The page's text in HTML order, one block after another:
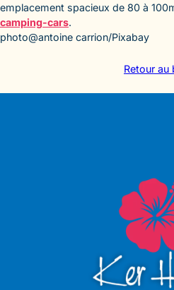
emplacement spacieux de 80 à
camping-cars.
photo@antoine carrion/Pixabay
Retour au